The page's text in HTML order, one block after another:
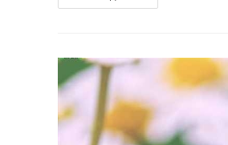
Зелених
Україні